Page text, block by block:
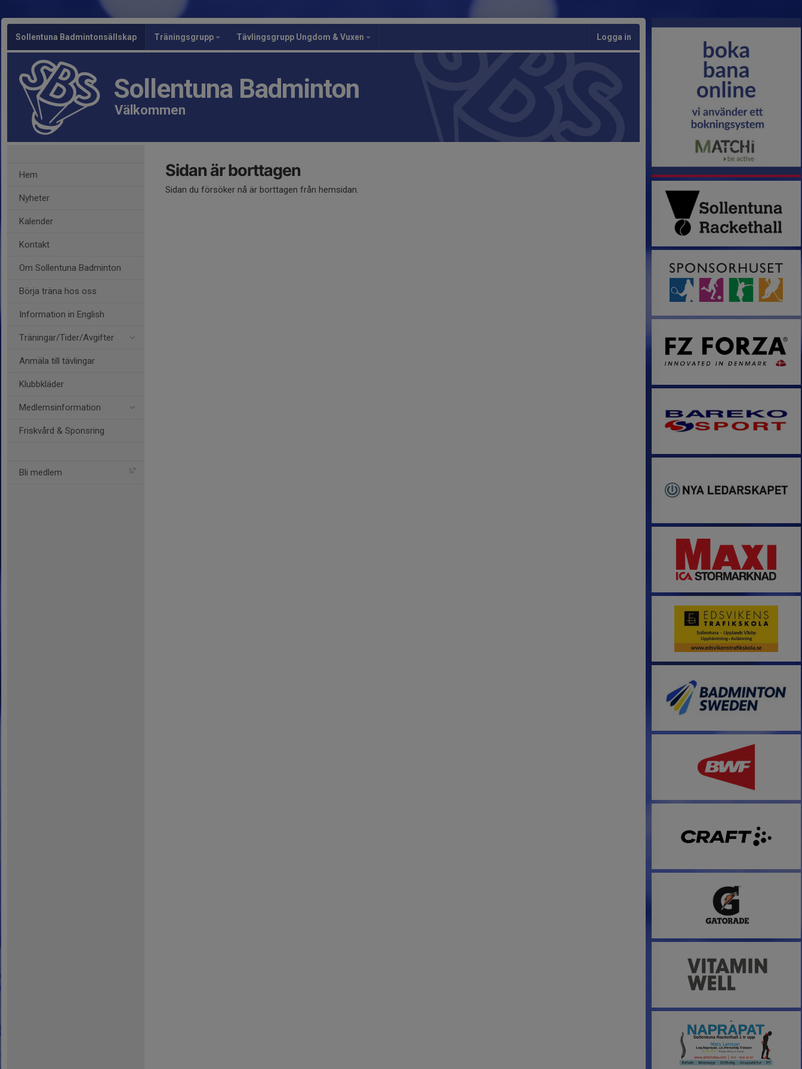
Sollentuna Badmintonsällskap Träningsgrupp Tävlingsgrupp Ungdom & Vuxen Logga in
Sollentuna Badminton
Välkommen
Hem
Nyheter
Kalender
Kontakt
Om Sollentuna Badminton
Börja träna hos oss
Information in English
Träningar/Tider/Avgifter
Anmäla till tävlingar
Klubbkläder
Medlemsinformation
Friskvård & Sponsring
Bli medlem
Sidan är borttagen
Sidan du försöker nå är borttagen från hemsidan.